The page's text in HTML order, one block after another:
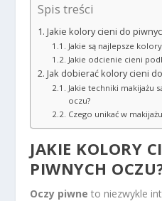
Spis treści
Jakie kolory cieni do
Jakie są najlepsze
Jakie odcienie cieni
Jak dobierać kolory cieni
Jakie techniki makijażu
oczu?
Czego unikać w
JAKIE KOLORY
PIWNYCH
Oczy piwne to niezwykle